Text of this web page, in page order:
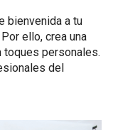
bienvenida a tu
ello, crea una
toques personales.
del